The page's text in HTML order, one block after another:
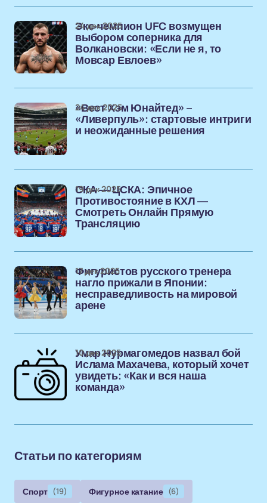
Экс-чемпион UFC возмущен
выбором соперника для
Волкановски: «Если не я, то
Мовсар Евлоев»
24 дек 2025
«Вест Хэм Юнайтед» –
«Ливерпуль»: стартовые интриги
и неожиданные решения
24 дек 2025
СКА — ЦСКА: Эпичное
Противостояние в КХЛ —
Смотреть Онлайн Прямую
Трансляцию
19 дек 2025
Фигуристов русского тренера
нагло прижали в Японии:
несправедливость на мировой
арене
17 дек 2025
Умар Нурмагомедов назвал бой
Ислама Махачева, который хочет
увидеть: «Как и вся наша
команда»
10 дек 2025
Статьи по категориям
Спорт (19) Фигурное катание (6)